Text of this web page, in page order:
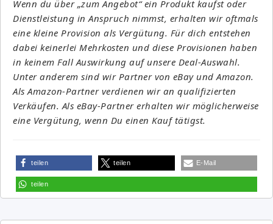
Wenn du über „zum Angebot“ ein Produkt kaufst oder
Dienstleistung in Anspruch nimmst, erhalten wir oftmals
eine kleine Provision als Vergütung. Für dich entstehen
dabei keinerlei Mehrkosten und diese Provisionen haben
in keinem Fall Auswirkung auf unsere Deal-Auswahl.
Unter anderem sind wir Partner von eBay und Amazon.
Als Amazon-Partner verdienen wir an qualifizierten
Verkäufen. Als eBay-Partner erhalten wir möglicherweise
eine Vergütung, wenn Du einen Kauf tätigst.
teilen teilen E-Mail
teilen